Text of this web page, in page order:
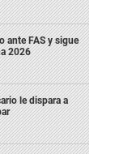
ante FAS y sigue
2026
le dispara a